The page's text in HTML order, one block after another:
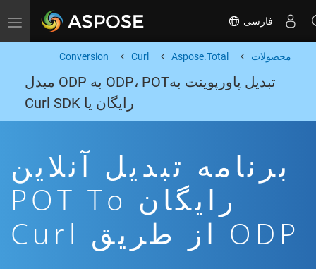
Toggle navigation فارسی
محصولات Aspose.Total
Curl
Conversion
تبدیل پاورپوینت بهODP، POT به ODP مبدل
رایگان یا Curl SDK
برنامه تبدیل آنلاین
رایگان POT To
ODP از طریق Curl